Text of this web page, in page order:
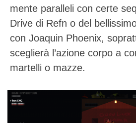
mente paralleli con certe
Drive di Refn o del
con Joaquin Phoenix,
sceglierà l’azione corpo a
martelli o mazze.